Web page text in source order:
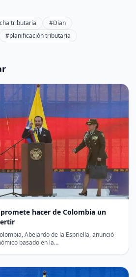
tributaria
#Dian
#planificación tributaria
hacer de Colombia un
Abelardo de la Espriella, anunció
basado en la…